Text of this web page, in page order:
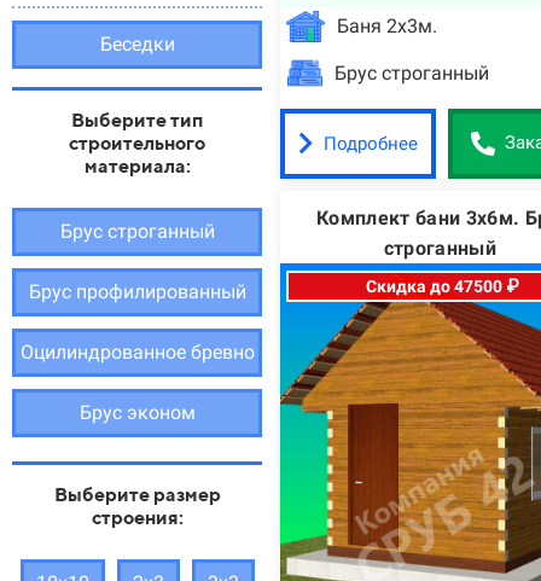
Беседки
Выберите тип
строительного
материала:
Брус строганный
Брус профилированный
Оцилиндрованное бревно
Брус эконом
Выберите размер
строения:
Баня 2х3м.
Брус строганный
Подробнее
Комплект бани 3х6м.
строганный
Скидка до 47500 ₽